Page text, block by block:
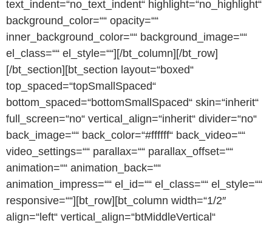
text_indent=“no_text_indent“ highlight=“no_highlight“
background_color=““ opacity=““
inner_background_color=““ background_image=““
el_class=““ el_style=““][/bt_column][/bt_row]
[/bt_section][bt_section layout=“boxed“
top_spaced=“topSmallSpaced“
bottom_spaced=“bottomSmallSpaced“ skin=“inherit“
full_screen=“no“ vertical_align=“inherit“ divider=“no“
back_image=““ back_color=“#ffffff“ back_video=““
video_settings=““ parallax=““ parallax_offset=““
animation=““ animation_back=““
animation_impress=““ el_id=““ el_class=““ el_style=““
responsive=““][bt_row][bt_column width=“1/2″
align=“left“ vertical_align=“btMiddleVertical“